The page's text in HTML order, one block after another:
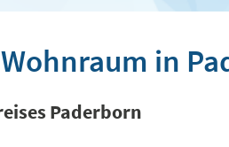
in
Paderborn